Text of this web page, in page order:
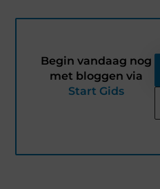
Begin vandaag nog
met bloggen via
Start Gids